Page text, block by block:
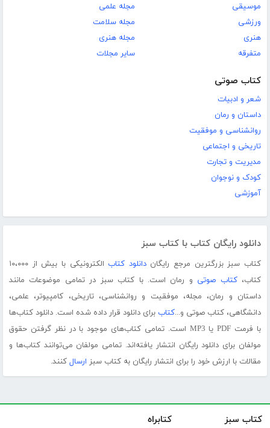
موسیقی
ورزشی
هنری
متفرقه
مجله علمی
مجله سلامت
مجله هنری
سایر مجلات
کتاب صوتی
شعر و ادبیات
داستان و رمان
روانشناسی و موفقیت
تاریخی و اجتماعی
مدیریت و تجارت
کودک و نوجوان
آموزشی
دانلود رایگان کتاب با کتاب سبز
کتاب سبز بزرگترین مرجع رایگاندانلود کتاب
الکترونیکی با بیش از ۱۰،۰۰۰
کتاب،کتاب صوتی و رمان است. با کتاب سبز در تمامی موضوعات مانند
داستان و رمان، مجله، موفقیت و روانشناسی، تاریخی، کامپیوتر، علمی،
دانشگاهی، کتاب صوتی و...کتاب برای دانلود قرار داده شده است. دانلود کتاب‌ها
با فرمت PDF یا MP3 است. تمامی کتاب‌های موجود با در نظر گرفتن حقوق
مولفان برای دانلود رایگان انتشار یافته‌اند. تمامی مولفان می‌توانند کتاب‌ها و
مقالات با ارزش خود را برای انتشار رایگان به کتاب سبز ارسال کنند.
کتاب سبز کتابراه